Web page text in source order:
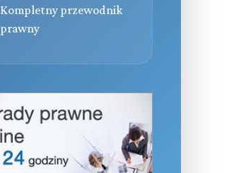
Kompletny przewodnik
prawny